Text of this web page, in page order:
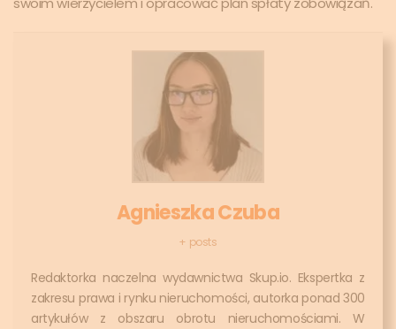
Agnieszka Czuba
+ posts
Redaktorka naczelna wydawnictwa Skup.io. Ekspertka z
zakresu prawa i rynku nieruchomości, autorka ponad 300
artykułów z obszaru obrotu nieruchomościami. W